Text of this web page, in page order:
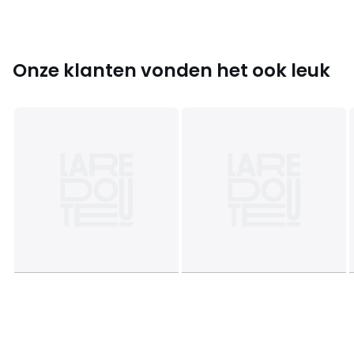
Onze klanten vonden het ook leuk